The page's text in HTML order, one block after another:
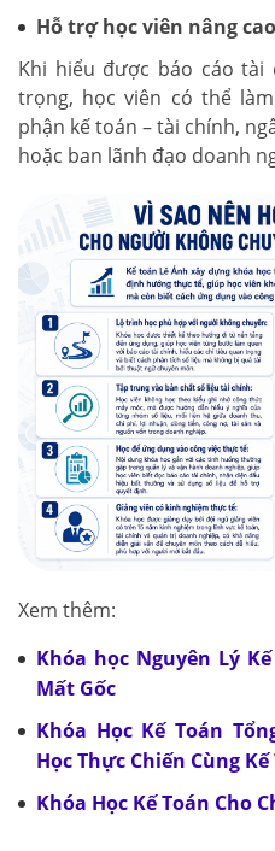
Hỗ trợ học viên nâng
Khi hiểu được báo cáo tài
trọng, học viên có thể
phận kế toán – tài chính,
hoặc ban lãnh đạo doanh
Xem thêm:
Khóa học Nguyên Lý
Mất Gốc
Khóa Học Kế Toán
Học Thực Chiến Cùng
Khóa Học Kế Toán Cho